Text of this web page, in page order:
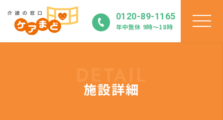
0120-89-1165
年中無休 9時〜18時
施設詳細